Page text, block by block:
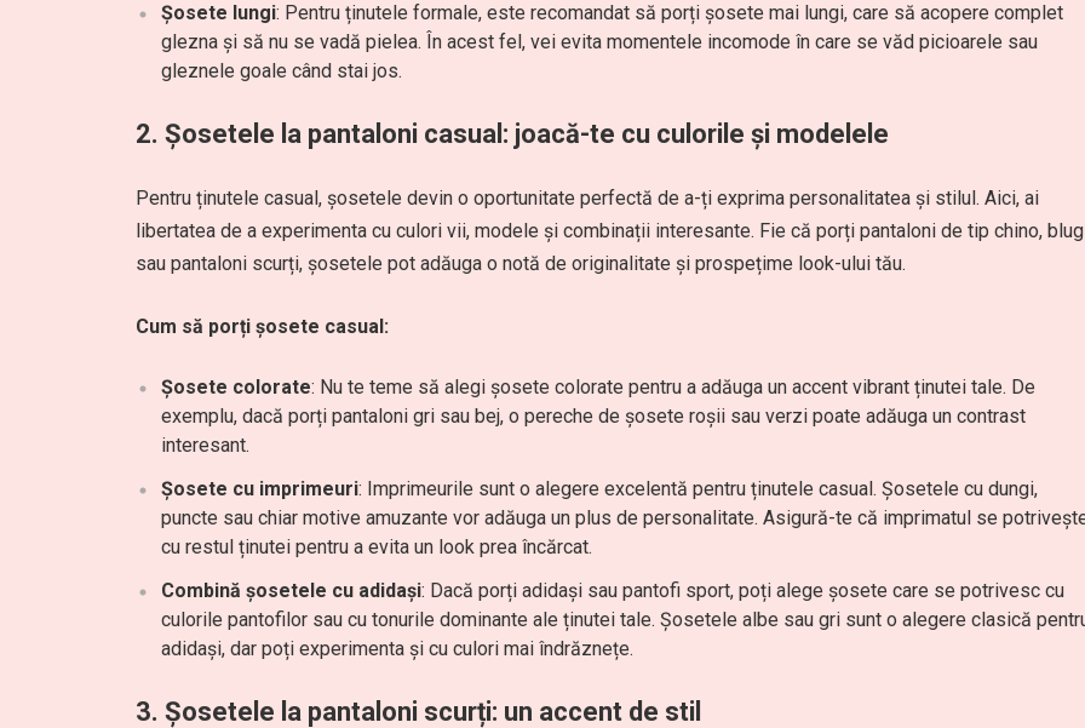
Șosete lungi: Pentru ținutele formale, este recomandat să porți șosete mai lungi, care să acopere complet
glezna și să nu se vadă pielea. În acest fel, vei evita momentele incomode în care se văd picioarele sau
gleznele goale când stai jos.
2. Șosetele la pantaloni casual: joacă-te cu culorile și modelele
Pentru ținutele casual, șosetele devin o oportunitate perfectă de a-ți exprima personalitatea și stilul. Aici, ai
libertatea de a experimenta cu culori vii, modele și combinații interesante. Fie că porți pantaloni de tip chino,
sau pantaloni scurți, șosetele pot adăuga o notă de originalitate și prospețime look-ului tău.
Cum să porți șosete casual:
Șosete colorate: Nu te teme să alegi șosete colorate pentru a adăuga un accent vibrant ținutei tale. De
exemplu, dacă porți pantaloni gri sau bej, o pereche de șosete roșii sau verzi poate adăuga un contrast
interesant.
Șosete cu imprimeuri: Imprimeurile sunt o alegere excelentă pentru ținutele casual. Șosetele cu dungi,
puncte sau chiar motive amuzante vor adăuga un plus de personalitate. Asigură-te că imprimatul se
cu restul ținutei pentru a evita un look prea încărcat.
Combină șosetele cu adidași: Dacă porți adidași sau pantofi sport, poți alege șosete care se potrivesc cu
culorile pantofilor sau cu tonurile dominante ale ținutei tale. Șosetele albe sau gri sunt o alegere clasică
adidași, dar poți experimenta și cu culori mai îndrăznețe.
3. Șosetele la pantaloni scurți: un accent de stil